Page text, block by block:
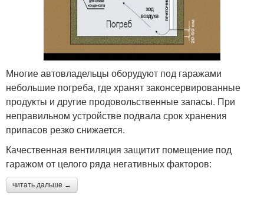
Многие автовладельцы оборудуют под гаражами
небольшие погреба, где хранят законсервированные
продукты и другие продовольственные запасы. При
неправильном устройстве подвала срок хранения
припасов резко снижается.
Качественная вентиляция защитит помещение под
гаражом от целого ряда негативных факторов:
читать дальше →